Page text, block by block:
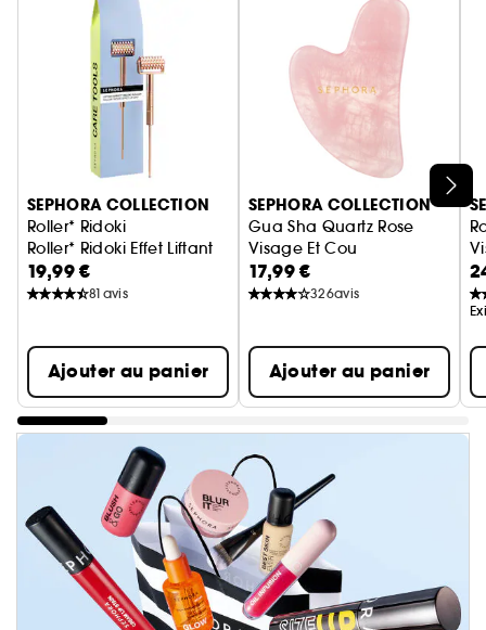
Ignorer le carrousel produits
SEPHORA COLLECTION
Roller* Ridoki
Roller* Ridoki Effet Liftant
19,99 €
81 avis
Ajouter au panier
SEPHORA COLLECTION
Gua Sha Quartz Rose
Visage Et Cou
17,99 €
326avis
Ajouter au panier